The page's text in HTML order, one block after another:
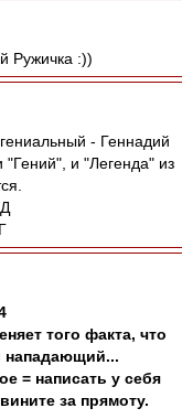
Ружичка :))
- Геннадий
"Гений", и "Легенда" из
того факта, что
= написать у себя
за прямоту.